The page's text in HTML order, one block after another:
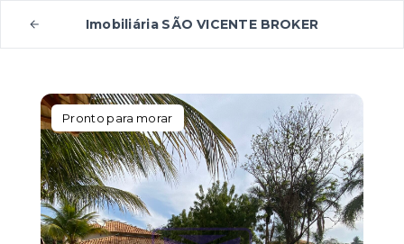
Imobiliária SÃO VICENTE BROKER
Pronto para morar